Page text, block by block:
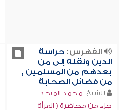
الفهرس:حراسة
الدين ونقله إلى من
بعدهم من المسلمين ,
من فضائل الصحابة
للشيخ: محمد المنجد
جزء من محاضرة ( المرأة